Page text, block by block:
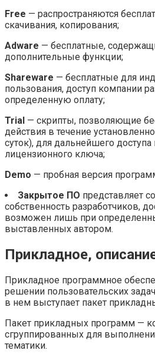
Free — распространяются
скачивания, копирования;
Adware — бесплатные,
дополнительные функции;
Shareware — бесплатные для
пользования, доступ компании
определенную оплату;
Trial — скрипты, позволяющие
действия в течение
суток), для дальнейшего
лицензионного ключа;
Demo — пробная версия
Закрытое ПО представляет
собственность разработчиков,
возможен лишь при
выставленных автором.
Прикладное,
Прикладное программное
решении пользовательских
в нем выступает пакет
Пакет прикладных программ —
сгруппированных для
тематики.